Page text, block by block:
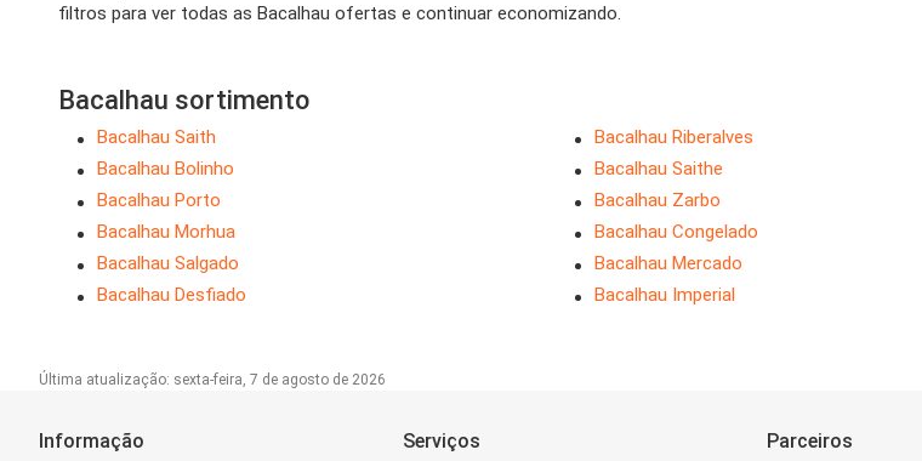
filtros para ver todas as Bacalhau ofertas e continuar economizando.
Bacalhau sortimento
Bacalhau Saith
Bacalhau Bolinho
Bacalhau Porto
Bacalhau Morhua
Bacalhau Salgado
Bacalhau Desfiado
Bacalhau Riberalves
Bacalhau Saithe
Bacalhau Zarbo
Bacalhau Congelado
Bacalhau Mercado
Bacalhau Imperial
Última atualização: sexta-feira, 7 de agosto de 2026
Informação Serviços Parceiros